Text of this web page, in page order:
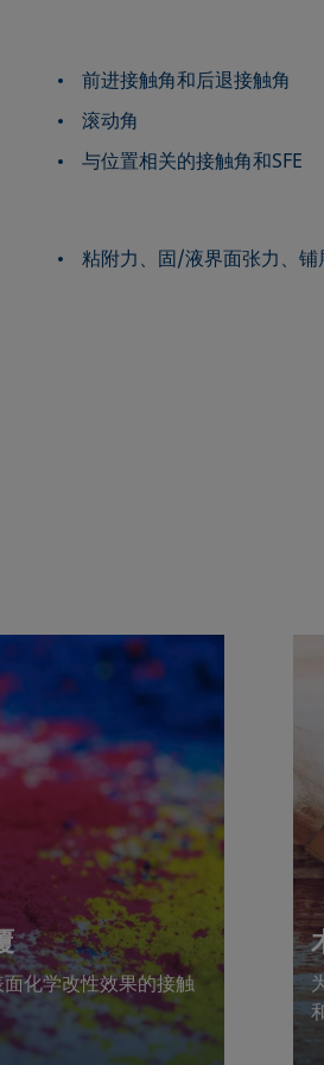
前进接触角和后退接触角
滚动角
与位置相关的接触角和SFE
粘附力、固/液界面张力、铺
化学改性效果的接触